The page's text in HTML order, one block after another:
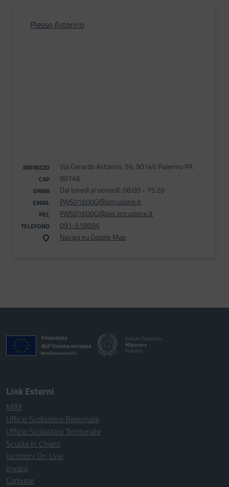
Plesso Astorino
INDIRIZZO Via Gerardo Astorino, 56, 90146 Palermo PA
CAP 90146
ORARI Dal lunedì al venerdì: 08:00 - 15:20
EMAIL PAIS01600G@istruzione.it
PEC PAIS01600G@pec.istruzione.it
TELEFONO
091-518094
Naviga su Google Map
Istituto Superiore
Majorana
Palermo
Link Esterni
MIM
Ufficio Scolastico Regionale
Ufficio Scolastico Territoriale
Scuola in Chiaro
Iscrizioni On Line
Invalsi
Comune